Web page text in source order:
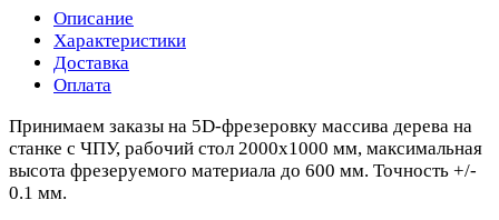
Описание
Характеристики
Доставка
Оплата
Принимаем заказы на 5D-фрезеровку массива дерева на
станке с ЧПУ, рабочий стол 2000х1000 мм, максимальная
высота фрезеруемого материала до 600 мм. Точность +/-
0.1 мм.